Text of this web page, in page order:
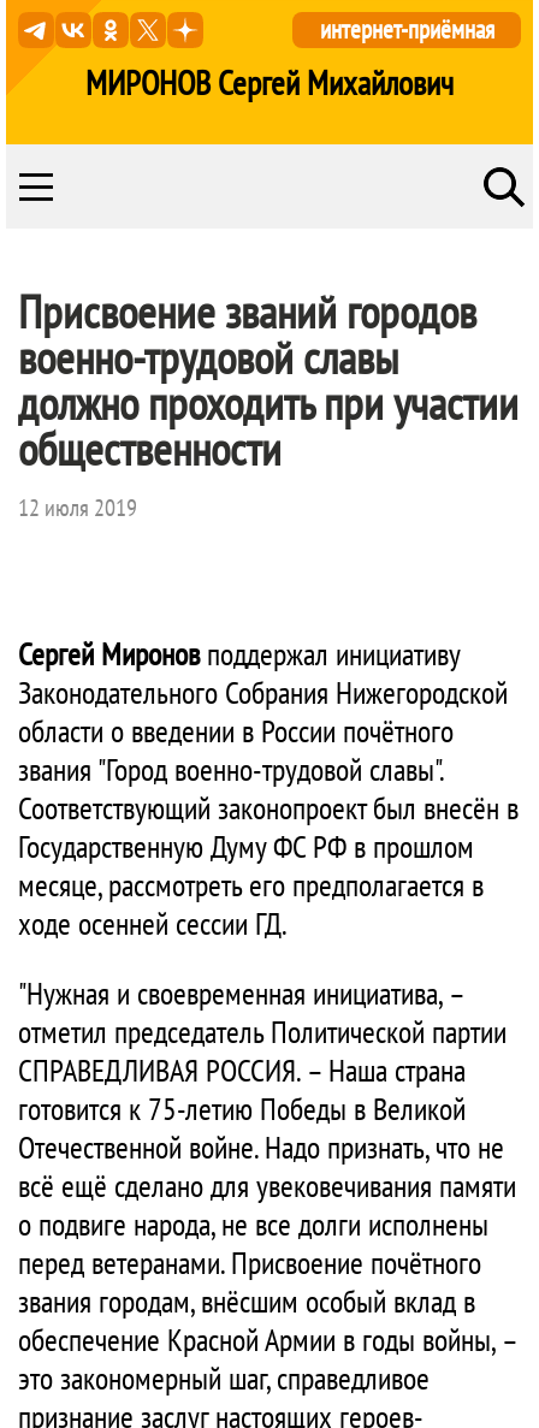
МИРОНОВ Сергей Михайлович
интернет-приёмная
Присвоение званий городов
военно-трудовой славы
должно проходить при участии
общественности
12 июля 2019
Сергей Мироновподдержал инициативу
Законодательного Собрания Нижегородской
области о введении в России почётного
звания "Город военно-трудовой славы".
Соответствующий законопроект был внесён в
Государственную Думу ФС РФ в прошлом
месяце, рассмотреть его предполагается в
ходе осенней сессии ГД.
"Нужная и своевременная инициатива, –
отметил председатель Политической партии
СПРАВЕДЛИВАЯ РОССИЯ. – Наша страна
готовится к 75-летию Победы в Великой
Отечественной войне. Надо признать, что не
всё ещё сделано для увековечивания памяти
о подвиге народа, не все долги исполнены
перед ветеранами. Присвоение почётного
звания городам, внёсшим особый вклад в
обеспечение Красной Армии в годы войны, –
это закономерный шаг, справедливое
признание заслуг настоящих героев-